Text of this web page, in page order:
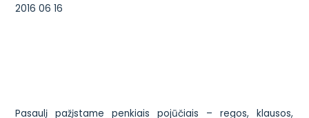
2016 06 16
Pasaulį pažįstame penkiais pojūčiais – regos, klausos,